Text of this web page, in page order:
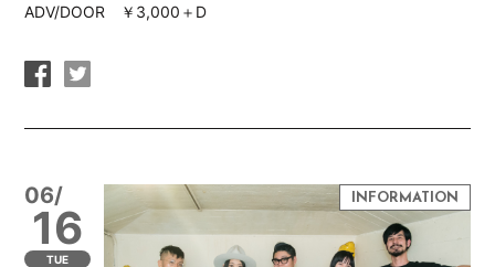
ADV/DOOR ￥3,000＋D
06/
16
TUE